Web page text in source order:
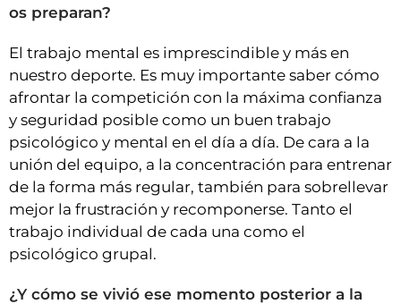
os preparan?
El trabajo mental es imprescindible y más en
nuestro deporte. Es muy importante saber cómo
afrontar la competición con la máxima confianza
y seguridad posible como un buen trabajo
psicológico y mental en el día a día. De cara a la
unión del equipo, a la concentración para entrenar
de la forma más regular, también para sobrellevar
mejor la frustración y recomponerse. Tanto el
trabajo individual de cada una como el
psicológico grupal.
¿Y cómo se vivió ese momento posterior a la